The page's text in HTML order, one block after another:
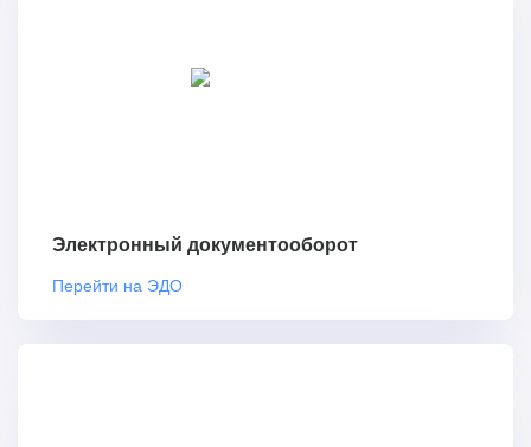
Электронный документооборот
Перейти на ЭДО